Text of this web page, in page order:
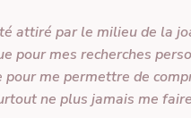
attiré par le milieu de la
pour mes recherches
pour me permettre de
ne plus jamais me